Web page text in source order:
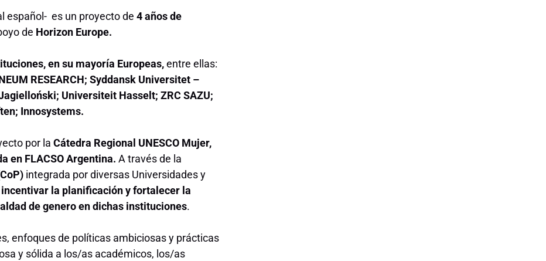
español- es un proyecto de 4 años de
de Horizon Europe.
en su mayoría Europeas,entre ellas:
RESEARCH; Syddansk Universitet –
Universiteit Hasselt; ZRC SAZU;
Innosystems.
por la Cátedra Regional UNESCO Mujer,
en FLACSO Argentina. A través de la
integrada por diversas Universidades y
incentivar la planificación y fortalecer la
de genero en dichas instituciones.
enfoques de políticas ambiciosas y prácticas
y sólida a los/as académicos, los/as